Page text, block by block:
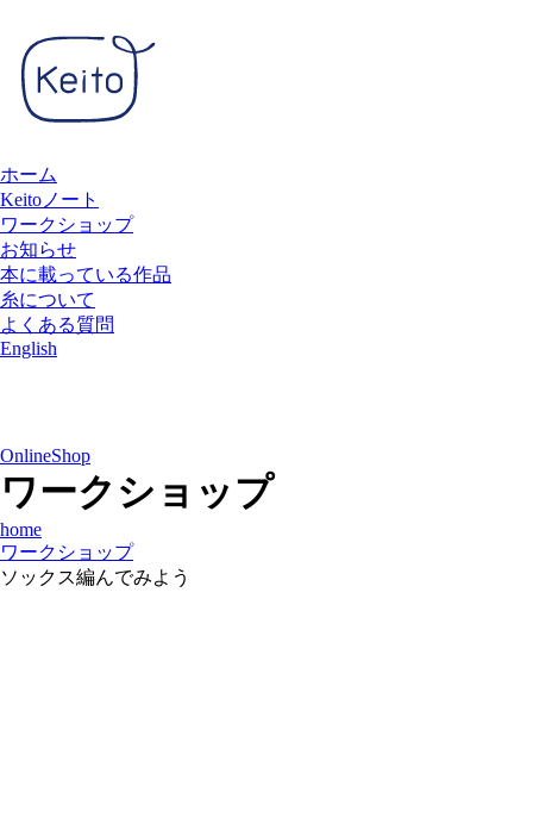
ホーム
Keitoノート
ワークショップ
お知らせ
本に載っている作品
糸について
よくある質問
English
OnlineShop
ワークショップ
home
ワークショップ
ソックス編んでみよう